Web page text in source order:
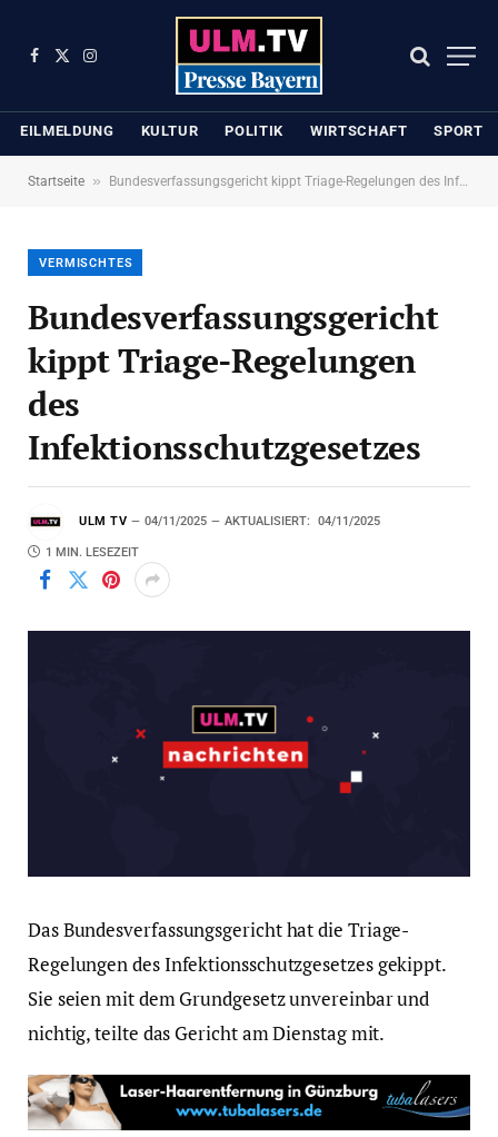
Facebook
X
Instagram
EILMELDUNG KULTUR POLITIK WIRTSCHAFT SPORT
Startseite » Bundesverfassungsgericht kippt Triage-Regelungen des Infektionsschutzgesetzes
VERMISCHTES
Bundesverfassungsgericht
kippt Triage-Regelungen
des
Infektionsschutzgesetzes
ULM TV 04/11/2025 AKTUALISIERT: 04/11/2025
1 MIN. LESEZEIT
Das Bundesverfassungsgericht hat die Triage-
Regelungen des Infektionsschutzgesetzes gekippt.
Sie seien mit dem Grundgesetz unvereinbar und
nichtig, teilte das Gericht am Dienstag mit.